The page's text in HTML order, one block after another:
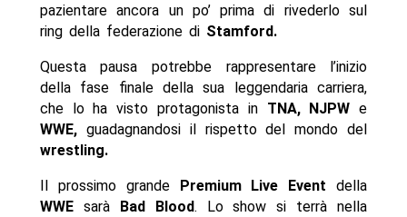
pazientare ancora un po’ prima di rivederlo sul
ring della federazione di Stamford.
Questa pausa potrebbe rappresentare l’inizio
della fase finale della sua leggendaria carriera,
che lo ha visto protagonista in TNA, NJPW e
WWE,guadagnandosi il rispetto del mondo del
wrestling.
Il prossimo grande Premium Live Event della
WWEsarà Bad Blood. Lo show si terrà nella